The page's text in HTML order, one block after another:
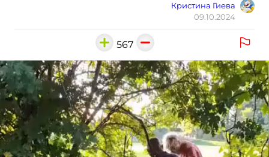
Кристина Гиева
09.10.2024
567